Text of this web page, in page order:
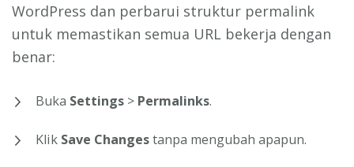
WordPress dan perbarui struktur permalink
untuk memastikan semua URL bekerja dengan
benar:
Buka Settings > Permalinks.
Klik Save Changestanpa mengubah apapun.